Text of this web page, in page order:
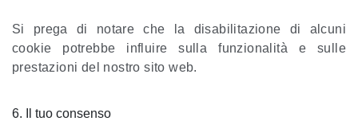
Si prega di notare che la disabilitazione di alcuni
cookie potrebbe influire sulla funzionalità e sulle
prestazioni del nostro sito web.
6. Il tuo consenso